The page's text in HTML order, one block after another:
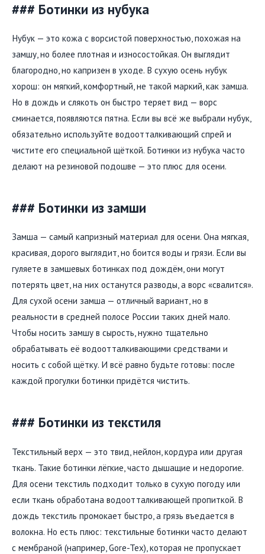
### Ботинки из нубука
Нубук — это кожа с ворсистой поверхностью, похожая на
замшу, но более плотная и износостойкая. Он выглядит
благородно, но капризен в уходе. В сухую осень нубук
хорош: он мягкий, комфортный, не такой маркий, как замша.
Но в дождь и слякоть он быстро теряет вид — ворс
сминается, появляются пятна. Если вы всё же выбрали нубук,
обязательно используйте водоотталкивающий спрей и
чистите его специальной щёткой. Ботинки из нубука часто
делают на резиновой подошве — это плюс для осени.
### Ботинки из замши
Замша — самый капризный материал для осени. Она мягкая,
красивая, дорого выглядит, но боится воды и грязи. Если вы
гуляете в замшевых ботинках под дождём, они могут
потерять цвет, на них останутся разводы, а ворс «свалится».
Для сухой осени замша — отличный вариант, но в
реальности в средней полосе России таких дней мало.
Чтобы носить замшу в сырость, нужно тщательно
обрабатывать её водоотталкивающими средствами и
носить с собой щётку. И всё равно будьте готовы: после
каждой прогулки ботинки придётся чистить.
### Ботинки из текстиля
Текстильный верх — это твид, нейлон, кордура или другая
ткань. Такие ботинки лёгкие, часто дышащие и недорогие.
Для осени текстиль подходит только в сухую погоду или
если ткань обработана водоотталкивающей пропиткой. В
дождь текстиль промокает быстро, а грязь въедается в
волокна. Но есть плюс: текстильные ботинки часто делают
с мембраной (например, Gore-Tex), которая не пропускает